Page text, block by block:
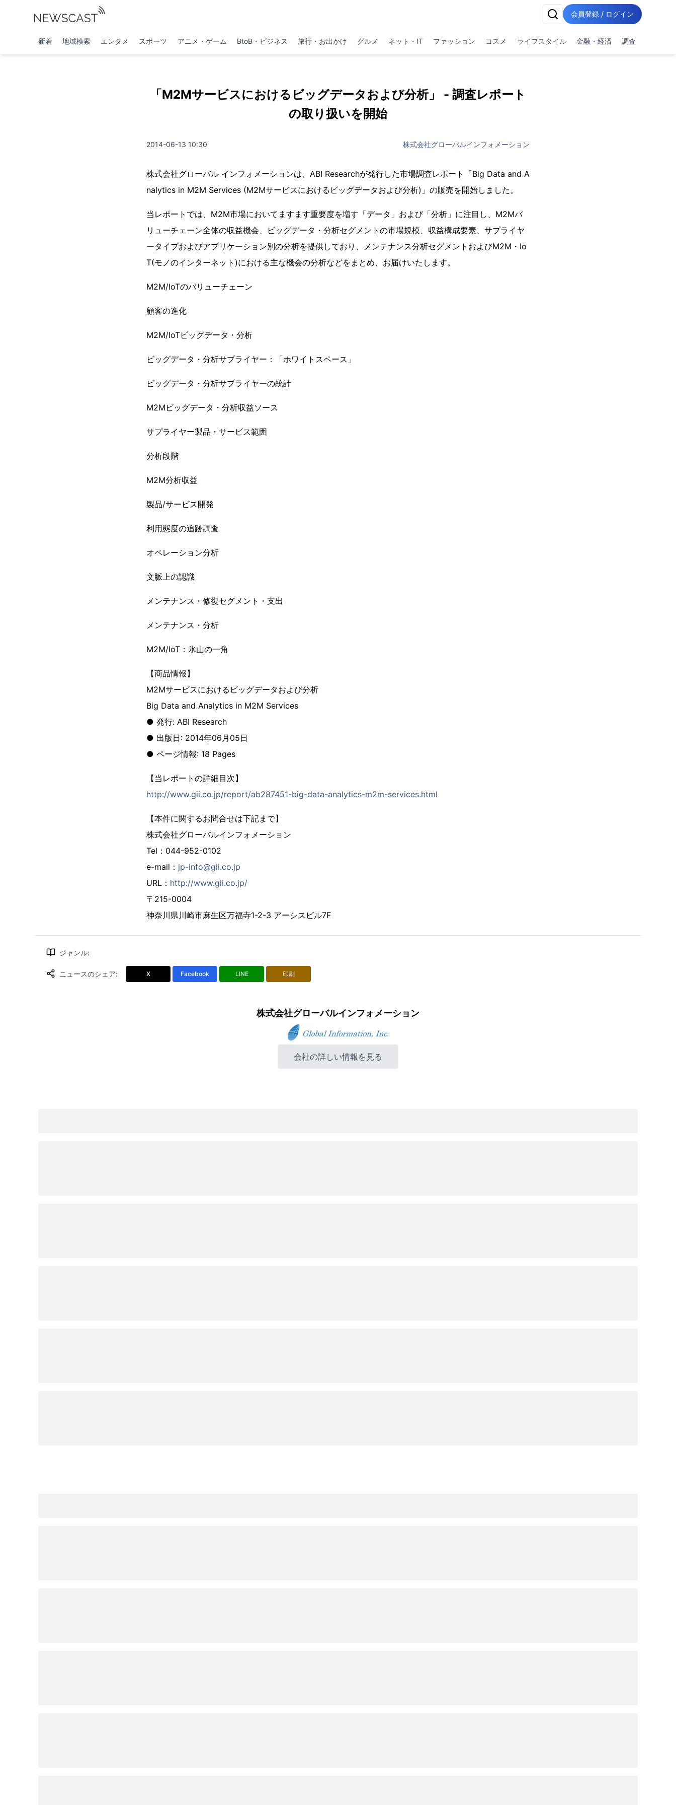
会員登録 / ログイン
新着 地域検索 エンタメ スポーツ アニメ・ゲーム BtoB・ビジネス 旅行・お出かけ グルメ ネット・IT ファッション コスメ ライフスタイル 金融・経済 調査
「M2Mサービスにおけるビッグデータおよび分析」 - 調査レポート
の取り扱いを開始
2014-06-13 10:30 株式会社グローバルインフォメーション
株式会社グローバル インフォメーションは、ABI Researchが発行した市場調査レポート「Big Data and A
nalytics in M2M Services (M2Mサービスにおけるビッグデータおよび分析)」の販売を開始しました。
当レポートでは、M2M市場においてますます重要度を増す「データ」および「分析」に注目し、M2Mバ
リューチェーン全体の収益機会、ビッグデータ・分析セグメントの市場規模、収益構成要素、サプライヤ
ータイプおよびアプリケーション別の分析を提供しており、メンテナンス分析セグメントおよびM2M・Io
T(モノのインターネット)における主な機会の分析などをまとめ、お届けいたします。
M2M/IoTのバリューチェーン
顧客の進化
M2M/IoTビッグデータ・分析
ビッグデータ・分析サプライヤー：「ホワイトスペース」
ビッグデータ・分析サプライヤーの統計
M2Mビッグデータ・分析収益ソース
サプライヤー製品・サービス範囲
分析段階
M2M分析収益
製品/サービス開発
利用態度の追跡調査
オペレーション分析
文脈上の認識
メンテナンス・修復セグメント・支出
メンテナンス・分析
M2M/IoT：氷山の一角
【商品情報】
M2Mサービスにおけるビッグデータおよび分析
Big Data and Analytics in M2M Services
● 発行: ABI Research
● 出版日: 2014年06月05日
● ページ情報: 18 Pages
【当レポートの詳細目次】
http://www.gii.co.jp/report/ab287451-big-data-analytics-m2m-services.html
【本件に関するお問合せは下記まで】
株式会社グローバルインフォメーション
Tel：044-952-0102
e-mail： jp-info@gii.co.jp
URL： http://www.gii.co.jp/
〒215-0004
神奈川県川崎市麻生区万福寺1-2-3 アーシスビル7F
ジャンル:
ニュースのシェア: X Facebook LINE 印刷
株式会社グローバルインフォメーション
会社の詳しい情報を見る